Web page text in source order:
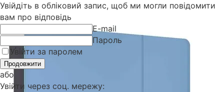
Увійдіть в обліковий запис, щоб ми могли повідомити
вам про відповідь
E-mail
Пароль
Увійти за паролем
Продовжити
або
Увійти через соц. мережу: